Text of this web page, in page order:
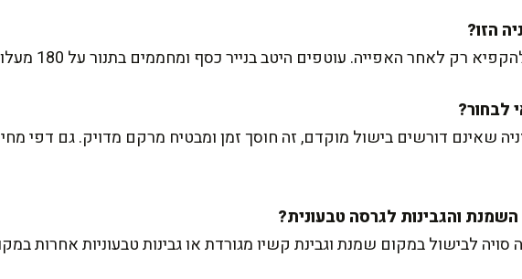
לאחר האפייה. עוטפים היטב בנייר כסף ומחממים בתנור על 180 מעלות למשך 30 דקות.
שאינם דורשים בישול מוקדם, זה חוסך זמן ומבטיח מרקם מדויק. גם דפי
לבישול במקום שמנת וגבינת קשיו מגורדת או גבינות טבעוניות אחרות